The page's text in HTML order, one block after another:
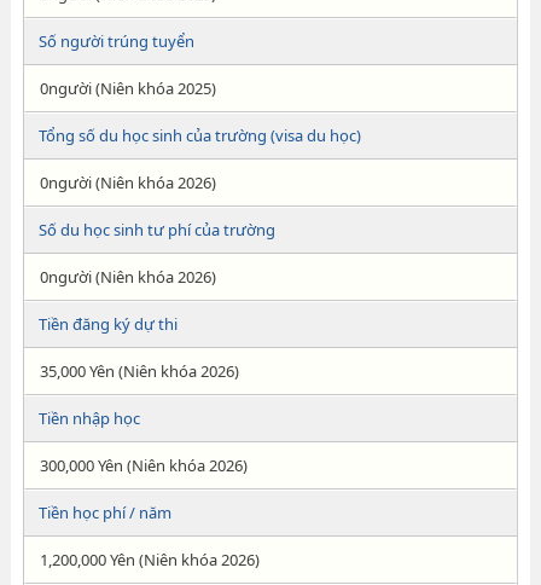
Số người trúng tuyển
0người (Niên khóa 2025)
Tổng số du học sinh của trường (visa du học)
0người (Niên khóa 2026)
Số du học sinh tư phí của trường
0người (Niên khóa 2026)
Tiền đăng ký dự thi
35,000 Yên (Niên khóa 2026)
Tiền nhập học
300,000 Yên (Niên khóa 2026)
Tiền học phí / năm
1,200,000 Yên (Niên khóa 2026)